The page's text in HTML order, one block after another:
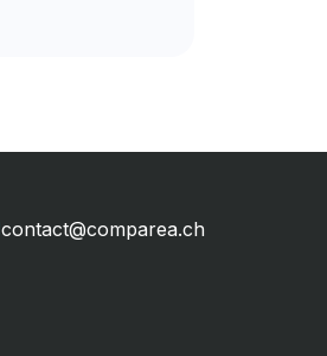
contact@comparea.ch